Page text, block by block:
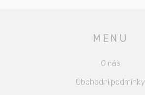
MENU
O nás
Obchodní podmínky